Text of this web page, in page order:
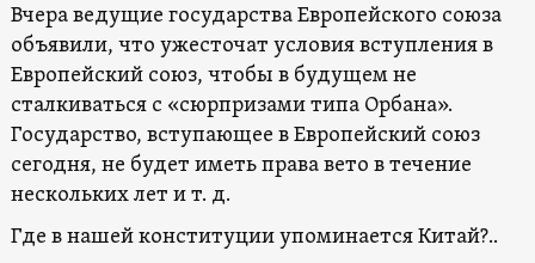
Вчера ведущие государства Европейского союза
объявили, что ужесточат условия вступления в
Европейский союз, чтобы в будущем не
сталкиваться с «сюрпризами типа Орбана».
Государство, вступающее в Европейский союз
сегодня, не будет иметь права вето в течение
нескольких лет и т. д.
Где в нашей конституции упоминается Китай?..